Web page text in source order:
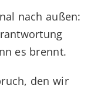
nach außen:
es brennt.
den wir